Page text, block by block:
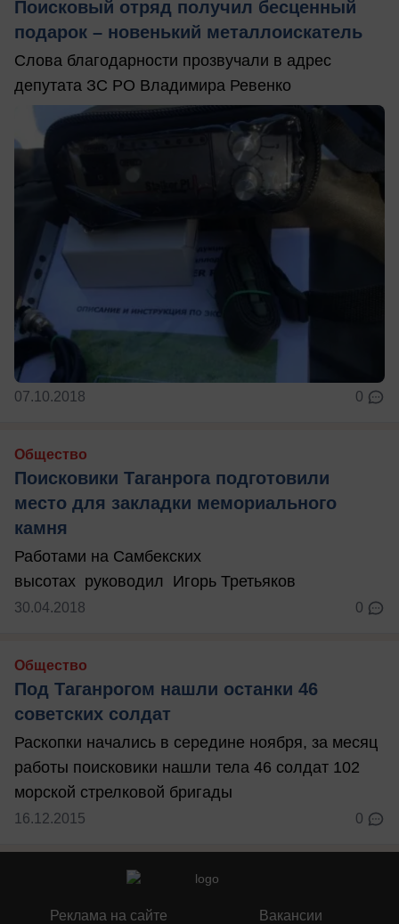
Поисковый отряд получил бесценный
подарок – новенький металлоискатель
Слова благодарности прозвучали в адрес
депутата ЗС РО Владимира Ревенко
07.10.2018 0
Общество
Поисковики Таганрога подготовили
место для закладки мемориального
камня
Работами на Самбекских
высотах руководил Игорь Третьяков
30.04.2018 0
Общество
Под Таганрогом нашли останки 46
советских солдат
Раскопки начались в середине ноября, за месяц
работы поисковики нашли тела 46 солдат 102
морской стрелковой бригады
16.12.2015 0
Реклама на сайте Вакансии